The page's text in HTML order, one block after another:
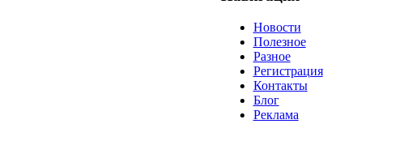
Новости
Полезное
Разное
Регистрация
Контакты
Блог
Реклама